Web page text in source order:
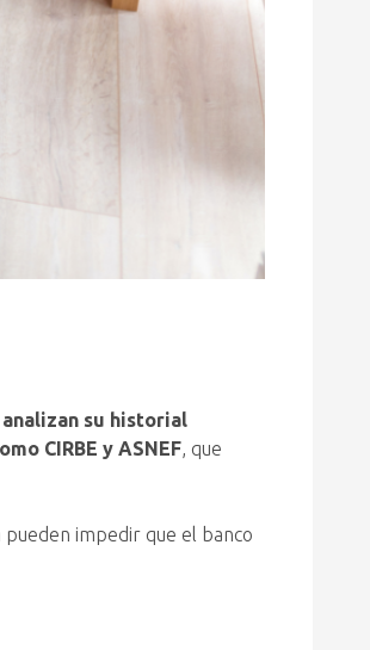
analizan su historial
CIRBE y ASNEF, que
impedir que el banco